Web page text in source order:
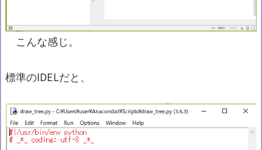
こんな感じ。
標準のIDELだと、